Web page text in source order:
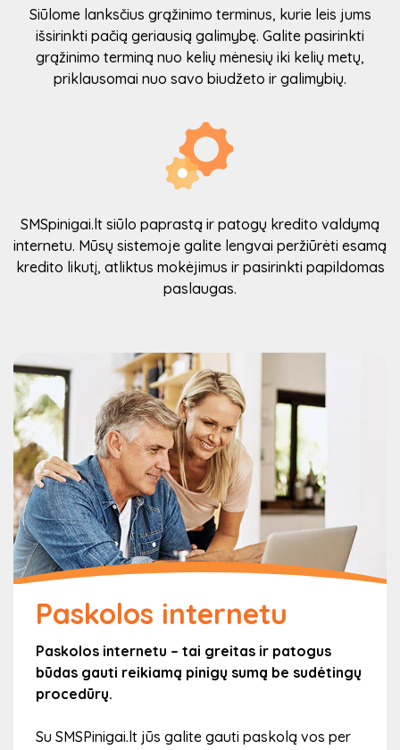
Siūlome lanksčius grąžinimo terminus, kurie leis jums
išsirinkti pačią geriausią galimybę. Galite pasirinkti
grąžinimo terminą nuo kelių mėnesių iki kelių metų,
priklausomai nuo savo biudžeto ir galimybių.
SMSpinigai.lt siūlo paprastą ir patogų kredito valdymą
internetu. Mūsų sistemoje galite lengvai peržiūrėti esamą
kredito likutį, atliktus mokėjimus ir pasirinkti papildomas
paslaugas.
Paskolos internetu
Paskolos internetu – tai greitas ir patogus
būdas gauti reikiamą pinigų sumą be sudėtingų
procedūrų.
Su SMSPinigai.lt jūs galite gauti paskolą vos per